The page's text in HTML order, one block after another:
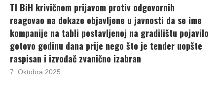
TI BiH krivičnom prijavom protiv odgovornih
reagovao na dokaze objavljene u javnosti da se ime
kompanije na tabli postavljenoj na gradilištu pojavilo
gotovo godinu dana prije nego što je tender uopšte
raspisan i izvođač zvanično izabran
7. Oktobra 2025.